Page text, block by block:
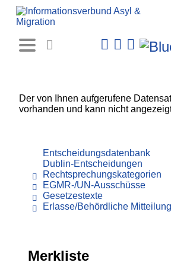
Der von Ihnen aufgerufene
vorhanden und kann nicht
Entscheidungsdatenbank
Dublin-Entscheidungen
Rechtsprechungskategorien
EGMR-/UN-Ausschüsse
Gesetzestexte
Erlasse/Behördliche
Merkliste